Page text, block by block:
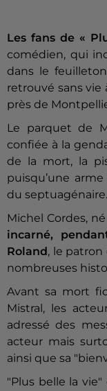
Les fans de «
comédien, qui
dans le
retrouvé sans vie
près de
Le parquet de
confiée à la
de la mort, la
puisqu’une
du septuagénaire.
Michel Cordes,
incarné,
Roland , le patron
nombreuses
Avant sa mort
Mistral, les
adressé des
acteur mais
ainsi que sa
"Plus belle la